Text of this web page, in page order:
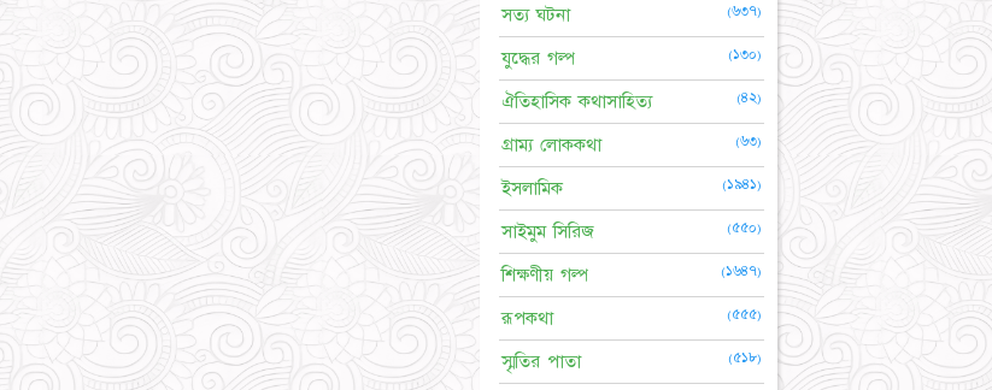
সত্য ঘটনা (৬৩৭)
যুদ্ধের গল্প (১৩০)
ঐতিহাসিক কথাসাহিত্য (৪২)
গ্রাম্য লোককথা (৬৩)
ইসলামিক (১৯৪১)
সাইমুম সিরিজ (৫৫০)
শিক্ষণীয় গল্প (১৬৪৭)
রূপকথা (৫৫৫)
স্মৃতির পাতা (৫১৮)